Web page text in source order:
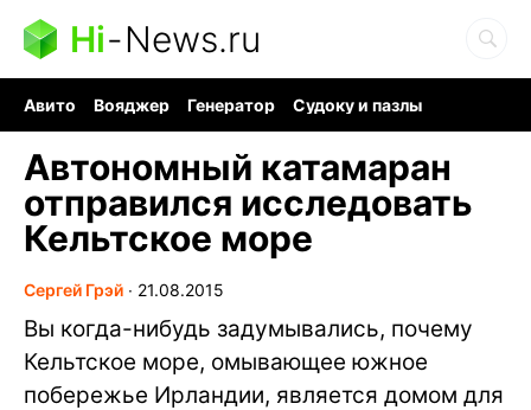
Hi-News.ru
Авито Вояджер Генератор
Судоку и пазлы
Автономный катамаран
отправился исследовать
Кельтское море
Сергей Грэй ∙ 21.08.2015
Вы когда-нибудь задумывались, почему
Кельтское море, омывающее южное
побережье Ирландии, является домом для